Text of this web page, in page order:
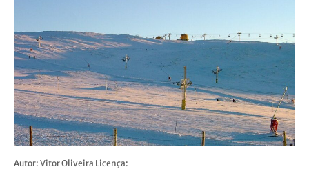
Autor: Vitor Oliveira Licença: